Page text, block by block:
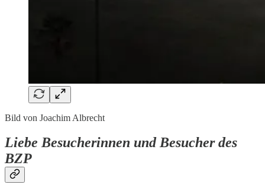
Bild von Joachim Albrecht
Liebe Besucherinnen und Besucher des
BZP